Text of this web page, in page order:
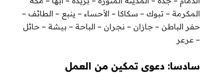
المكرمة – تبوك – سكاكا – الأحساء – ينبع – الطائف –
حفر الباطن – جازان – نجران – الباحة – بيشة – حائل
– عرعر
سادسا: دعوى تمكين من العمل